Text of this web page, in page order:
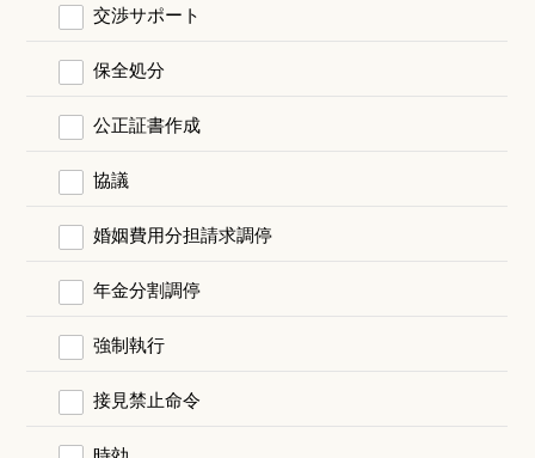
交渉サポート
保全処分
公正証書作成
協議
婚姻費用分担請求調停
年金分割調停
強制執行
接見禁止命令